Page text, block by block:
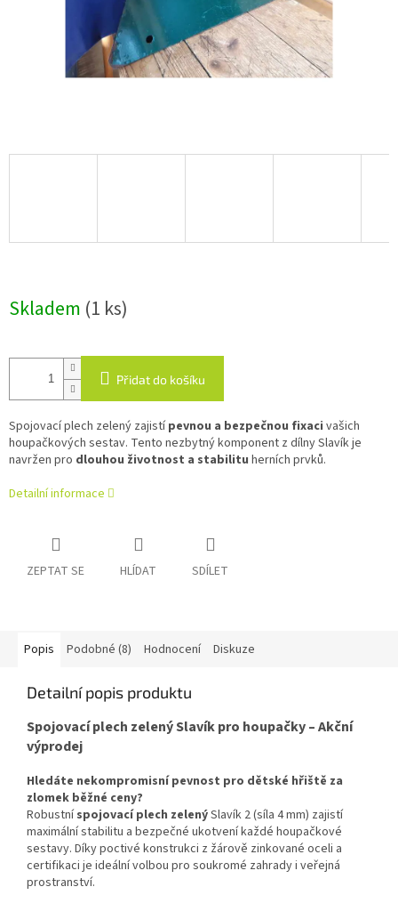
Skladem (1 ks)
Přidat do košíku
Spojovací plech zelený zajistípevnou a bezpečnou fixaci vašich
houpačkových sestav. Tento nezbytný komponent z dílny Slavík je
navržen pro dlouhou životnost a stabilitu herních prvků.
Detailní informace
ZEPTAT SE HLÍDAT SDÍLET
Popis Podobné (8) Hodnocení Diskuze
Detailní popis produktu
Spojovací plech zelený Slavík pro houpačky – Akční
výprodej
Hledáte nekompromisní pevnost pro dětské hřiště za
zlomek běžné ceny?
Robustníspojovací plech zelenýSlavík 2 (síla 4 mm) zajistí
maximální stabilitu a bezpečné ukotvení každé houpačkové
sestavy. Díky poctivé konstrukci z žárově zinkované oceli a
certifikaci je ideální volbou pro soukromé zahrady i veřejná
prostranství.